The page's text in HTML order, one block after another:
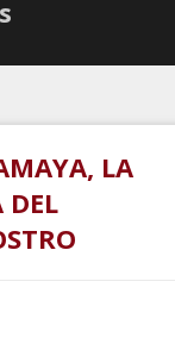
LA
DEL